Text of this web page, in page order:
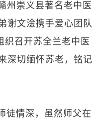
州崇义县著名老中医
谢文淦携手爱心团队
织召开苏全兰老中医
深切缅怀苏老，铭记
徒情深，虽然师父在